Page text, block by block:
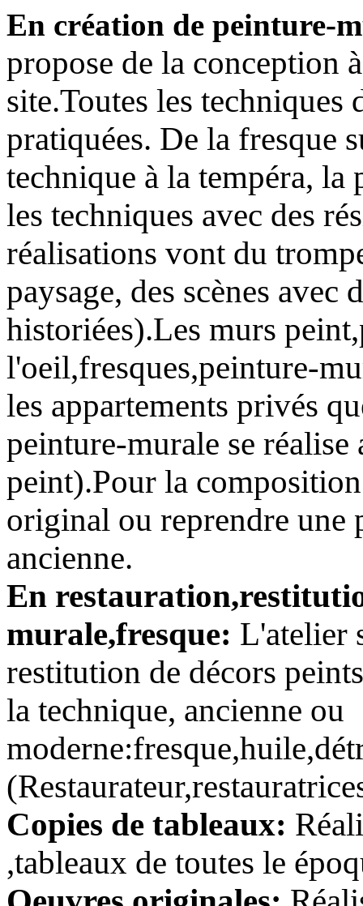
En création de peinture-
propose de la conception
site.Toutes les
pratiquées. De la fresque
technique à la tempéra,
les techniques avec des
réalisations vont du
paysage, des scènes avec
historiées).Les murs
l'oeil,fresques,peinture-
les appartements privés
peinture-murale se
peint).Pour la
original ou reprendre une
ancienne.
En
murale,fresque: L'atelier
restitution de décors
la technique, ancienne ou
Copies de tableaux:
,tableaux de toutes le